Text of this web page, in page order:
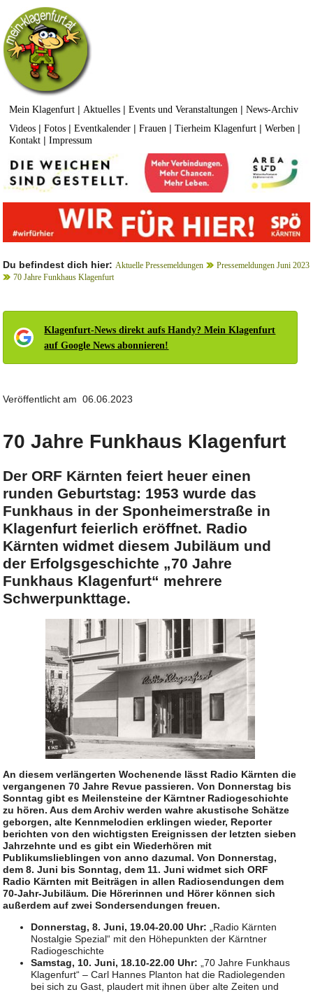
Mein Klagenfurt | Aktuelles |Events und Veranstaltungen |News-Archiv
Videos |Fotos |Eventkalender |Frauen |Tierheim Klagenfurt |Werben |
Kontakt |Impressum
Du befindest dich hier: Aktuelle Pressemeldungen
Pressemeldungen Juni 2023
70 Jahre Funkhaus Klagenfurt
Klagenfurt-News direkt aufs Handy? Mein Klagenfurt
auf Google News abonnieren!
Veröffentlicht am 06.06.2023
70 Jahre Funkhaus Klagenfurt
Der ORF Kärnten feiert heuer einen
runden Geburtstag: 1953 wurde das
Funkhaus in der Sponheimerstraße in
Klagenfurt feierlich eröffnet. Radio
Kärnten widmet diesem Jubiläum und
der Erfolgsgeschichte „70 Jahre
Funkhaus Klagenfurt“ mehrere
Schwerpunkttage.
An diesem verlängerten Wochenende lässt Radio Kärnten die
vergangenen 70 Jahre Revue passieren. Von Donnerstag bis
Sonntag gibt es Meilensteine der Kärntner Radiogeschichte
zu hören. Aus dem Archiv werden wahre akustische Schätze
geborgen, alte Kennmelodien erklingen wieder, Reporter
berichten von den wichtigsten Ereignissen der letzten sieben
Jahrzehnte und es gibt ein Wiederhören mit
Publikumslieblingen von anno dazumal. Von Donnerstag,
dem 8. Juni bis Sonntag, dem 11. Juni widmet sich ORF
Radio Kärnten mit Beiträgen in allen Radiosendungen dem
70-Jahr-Jubiläum. Die Hörerinnen und Hörer können sich
außerdem auf zwei Sondersendungen freuen.
Donnerstag, 8. Juni, 19.04-20.00 Uhr: „Radio Kärnten
Nostalgie Spezial“ mit den Höhepunkten der Kärntner
Radiogeschichte
Samstag, 10. Juni, 18.10-22.00 Uhr:„70 Jahre Funkhaus
Klagenfurt“ – Carl Hannes Planton hat die Radiolegenden
bei sich zu Gast, plaudert mit ihnen über alte Zeiten und